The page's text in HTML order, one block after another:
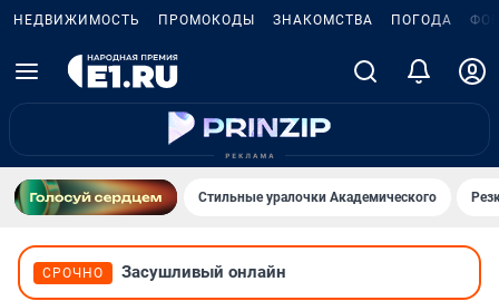
НЕДВИЖИМОСТЬ ПРОМОКОДЫ ЗНАКОМСТВА ПОГОДА
Стильные уралочки Академического
СРОЧНО Засушливый онлайн